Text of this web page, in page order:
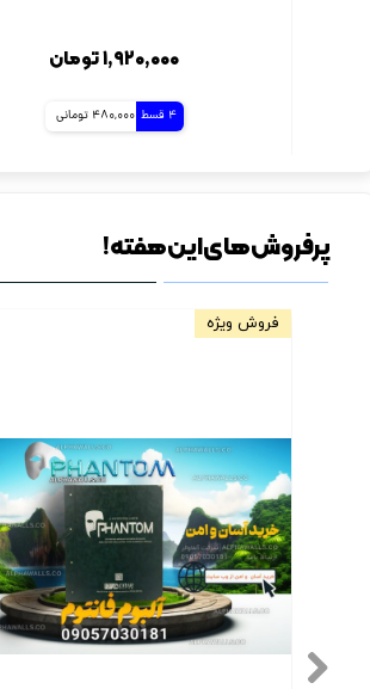
۱,۹۲۰,۰۰۰ تومان
4 قسط 480,000 تومانی
پرفروش های این هفته!
فروش ویژه